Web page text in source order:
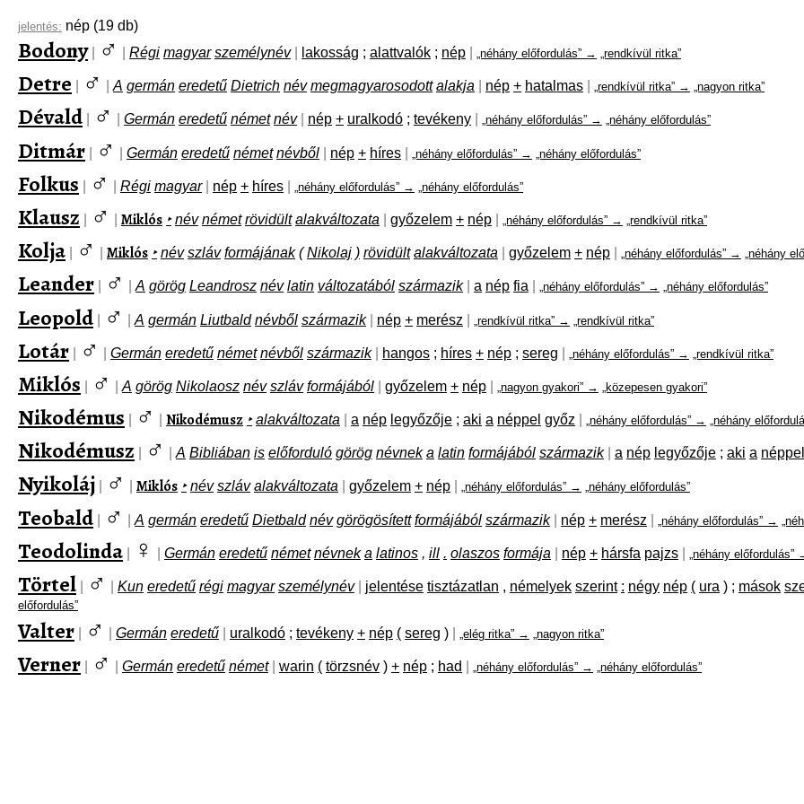
jelentés: nép (19 db)
Bodony ♂ Régi magyar személynév lakosság ; alattvalók ; nép „néhány előfordulás” → „rendkívül ritka”
Detre ♂ A germán eredetű Dietrich név megmagyarosodott alakja nép + hatalmas „rendkívül ritka” → „nagyon ritka”
Dévald ♂ Germán eredetű német név nép + uralkodó ; tevékeny „néhány előfordulás” → „néhány előfordulás”
Ditmár ♂ Germán eredetű német névből nép + híres „néhány előfordulás” → „néhány előfordulás”
Folkus ♂ Régi magyar nép + híres „néhány előfordulás” → „néhány előfordulás”
Klausz ♂ Miklós ‣ név német rövidült alakváltozata győzelem + nép „néhány előfordulás” → „rendkívül ritka”
Kolja ♂ Miklós ‣ név szláv formájának ( Nikolaj ) rövidült alakváltozata győzelem + nép „néhány előfordulás” → „néhány
Leander ♂ A görög Leandrosz név latin változatából származik a nép fia „néhány előfordulás” → „néhány előfordulás”
Leopold ♂ A germán Liutbald névből származik nép + merész „rendkívül ritka” → „rendkívül ritka”
Lotár ♂ Germán eredetű német névből származik hangos ; híres + nép ; sereg „néhány előfordulás” → „rendkívül ritka”
Miklós ♂ A görög Nikolaosz név szláv formájából győzelem + nép „nagyon gyakori” → „közepesen gyakori”
Nikodémus ♂ Nikodémusz ‣ alakváltozata a nép legyőzője ; aki a néppel győz „néhány előfordulás” → „néhány
Nikodémusz ♂ A Bibliában is előforduló görög névnek a latin formájából származik a nép legyőzője ; aki a néppel
Nyikoláj ♂ Miklós ‣ név szláv alakváltozata győzelem + nép „néhány előfordulás” → „néhány előfordulás”
Teobald ♂ A germán eredetű Dietbald név görögösített formájából származik nép + merész „néhány előfordulás” →
Teodolinda ♀ Germán eredetű német névnek a latinos , ill . olaszos formája nép + hársfa pajzs „néhány előfordulás”
Törtel ♂ Kun eredetű régi magyar személynév jelentése tisztázatlan , némelyek szerint : négy nép ( ura ) ; mások
előfordulás”
Valter ♂ Germán eredetű uralkodó ; tevékeny + nép ( sereg ) „elég ritka” → „nagyon ritka”
Verner ♂ Germán eredetű német warin ( törzsnév ) + nép ; had „néhány előfordulás” → „néhány előfordulás”